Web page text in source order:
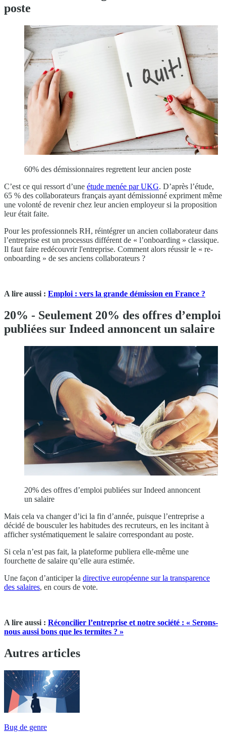
poste
60% des démissionnaires regrettent leur ancien poste
C’est ce qui ressort d’une étude menée par UKG. D’après l’étude,
65 % des collaborateurs français ayant démissionné expriment même
une volonté de revenir chez leur ancien employeur si la proposition
leur était faite.
Pour les professionnels RH, réintégrer un ancien collaborateur dans
l’entreprise est un processus différent de « l’onboarding » classique.
Il faut faire redécouvrir l'entreprise. Comment alors réussir le « re-
onboarding » de ses anciens collaborateurs ?
A lire aussi : Emploi : vers la grande démission en France ?
20% - Seulement 20% des offres d’emploi
publiées sur Indeed annoncent un salaire
20% des offres d’emploi publiées sur Indeed annoncent
un salaire
Mais cela va changer d’ici la fin d’année, puisque l’entreprise a
décidé de bousculer les habitudes des recruteurs, en les incitant à
afficher systématiquement le salaire correspondant au poste.
Si cela n’est pas fait, la plateforme publiera elle-même une
fourchette de salaire qu’elle aura estimée.
Une façon d’anticiper la directive européenne sur la transparence
des salaires, en cours de vote.
A lire aussi : Réconcilier l’entreprise et notre société : « Serons-
nous aussi bons que les termites ? »
Autres articles
Bug de genre